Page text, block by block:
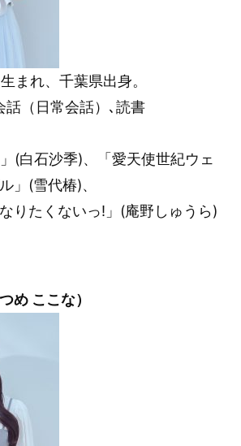
まれ、千葉県出身。
話（日常会話）､読書
」(白石沙季)、「愛天使世紀ウェ
」(雪代椿)、
りたくないっ!」(庵野しゅうら)
め ここな）